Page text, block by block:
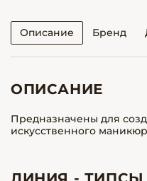
Описание Бренд
ОПИСАНИЕ
Предназначены для
искусственного